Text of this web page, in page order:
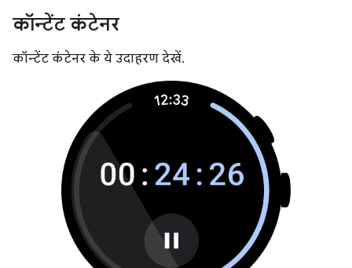
कॉन्टेंट कंटेनर
कॉन्टेंट कंटेनर के ये उदाहरण देखें.